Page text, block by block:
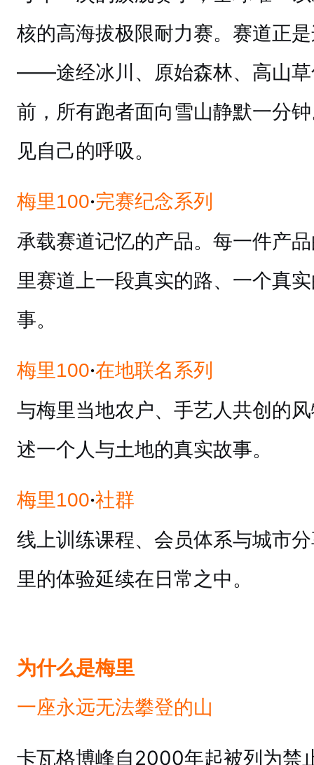
核的高海拔极限耐力赛。赛道正
——途经冰川、原始森林、高山草
前，所有跑者面向雪山静默一分
见自己的呼吸。
梅里100·完赛纪念系列
承载赛道记忆的产品。每一件产
里赛道上一段真实的路、一个真
事。
梅里100·在地联名系列
与梅里当地农户、手艺人共创的
述一个人与土地的真实故事。
梅里100·社群
线上训练课程、会员体系与城市
里的体验延续在日常之中。
为什么是梅里
一座永远无法攀登的山
卡瓦格博峰自2000年起被列为禁